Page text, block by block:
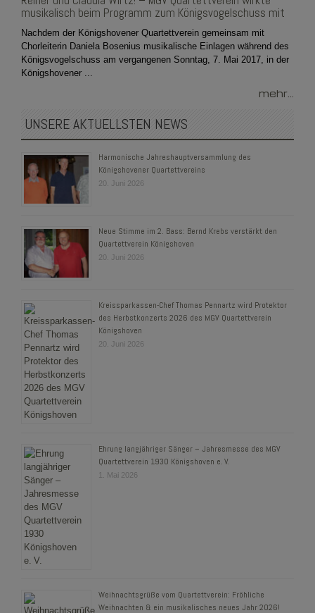
musikalisch beim Programm zum Königsvogelschuss mit
Nachdem der Königshovener Quartettverein gemeinsam mit
Chorleiterin Daniela Bosenius musikalische Einlagen während des
Königsvogelschuss am vergangenen Sonntag, 7. Mai 2017, in der
Königshovener ...
mehr...
UNSERE AKTUELLSTEN NEWS
Harmonische Jahreshauptversammlung des
Königshovener Quartettvereins
20. Juni 2026
Neue Stimme im 2. Bass: Bernd Krebs verstärkt den
Quartettverein Königshoven
20. Juni 2026
Kreissparkassen-Chef Thomas Pennartz wird Protektor
des Herbstkonzerts 2026 des MGV Quartettverein
Königshoven
20. Juni 2026
Ehrung langjähriger Sänger – Jahresmesse des MGV
Quartettverein 1930 Königshoven e. V.
1. Mai 2026
Weihnachtsgrüße vom Quartettverein: Fröhliche
Weihnachten & ein musikalisches neues Jahr 2026!